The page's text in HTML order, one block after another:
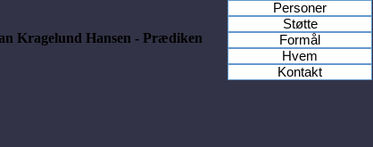
Kragelund Hansen - Prædiken
Personer
Støtte
Formål
Hvem
Kontakt